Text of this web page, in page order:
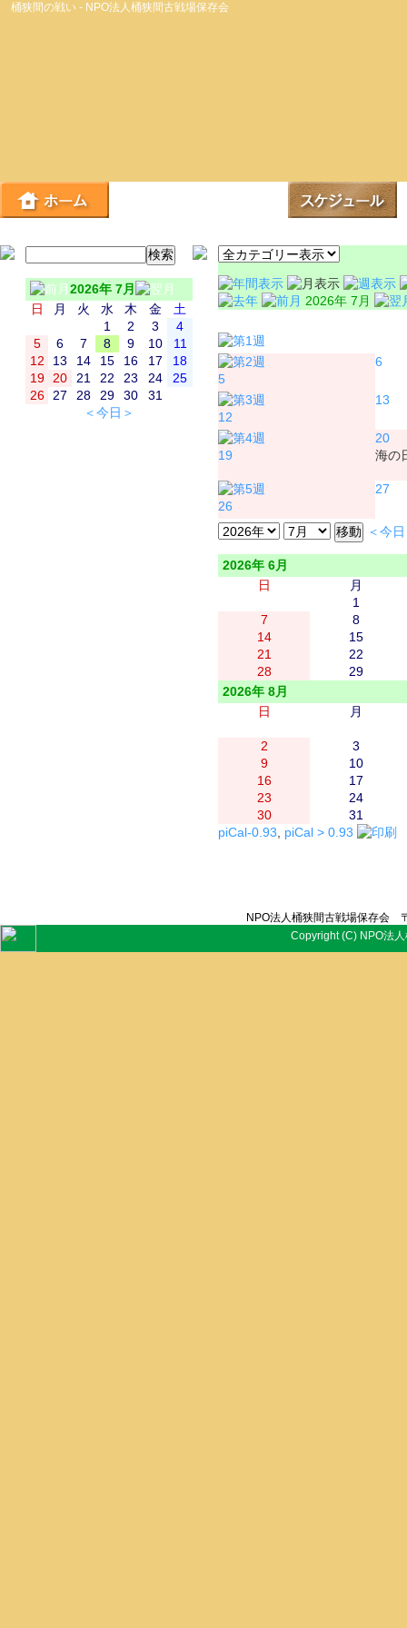
桶狭間の戦い - NPO法人桶狭間古戦場保存会
2026年 7月
日
月 火 水 木 金
土
1
2 3
4
5
6 7 8 9 10
11
12
13 14 15 16 17
18
19
20 21 22 23 24
25
26
27 28 29 30
31
＜今日＞
2026年 7月
5
6
12
13
19
20
海の
26
27
＜今
2026年 6月
日
月
1
7
8
14
15
21
22
28
29
2026年 8月
日
月
2
3
9
10
16
17
23
24
30
31
piCal-0.93, piCal > 0.93
NPO法人桶狭間古戦場保存
Copyright (C) NPO法